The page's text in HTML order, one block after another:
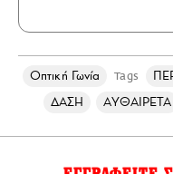
Οπτική Γωνία Tags
ΔΑΣΗ
ΑΥΘΑΙΡΕΤΑ